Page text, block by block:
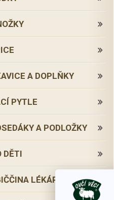
A DOPLŇKY
PYTLE
A PODLOŽKY
DĚTI
LÉKÁRNA